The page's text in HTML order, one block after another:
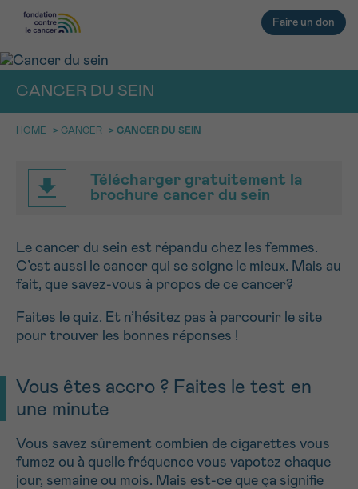
Faire un don
CANCER DU SEIN
HOME > CANCER > CANCER DU SEIN
Télécharger gratuitement la
brochure cancer du sein
TITRE
Je souhaite recevoir la Newsletter
Le cancer du sein est répandu chez les femmes.
C’est aussi le cancer qui se soigne le mieux. Mais au
fait, que savez-vous à propos de ce cancer?
Faites le quiz. Et n’hésitez pas à parcourir le site
pour trouver les bonnes réponses !
Vous êtes accro ? Faites le test en
une minute
Vous savez sûrement combien de cigarettes vous
fumez ou à quelle fréquence vous vapotez chaque
jour, semaine ou mois. Mais est-ce que ça signifie
E-MAIL
PRÉNOM
FACE AU CANCER VOUS N’ÊTES
PAS SEUL
Contactez-nous
Par téléphone
Via le formulaire de contact
aucun diagnostic
RETOUR
PRÉNOM
RETOUR
Rendez-vous
CHOISISSEZ L’HEURE DU RENDEZ-VOUS
9h-11h
11h-13h
16h-18h
Suivant